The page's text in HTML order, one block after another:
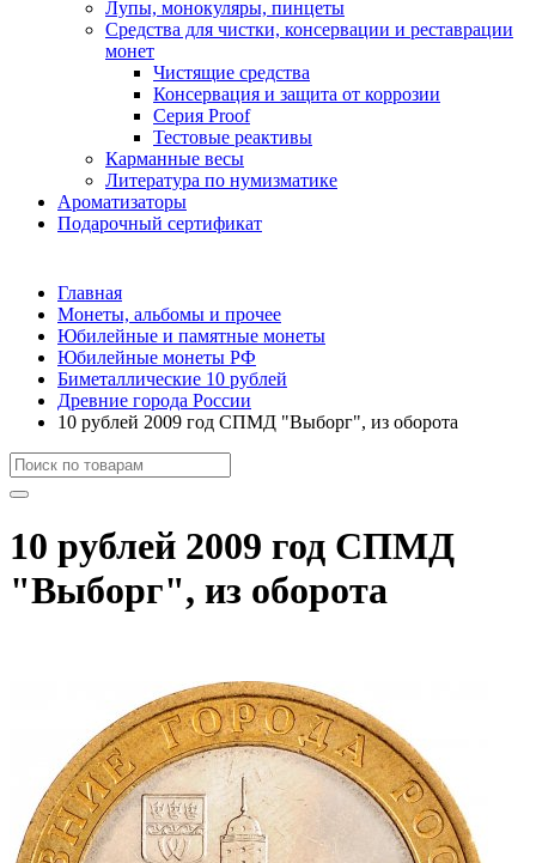
Лупы, монокуляры, пинцеты
Средства для чистки, консервации и реставрации
монет
Чистящие средства
Консервация и защита от коррозии
Серия Proof
Тестовые реактивы
Карманные весы
Литература по нумизматике
Ароматизаторы
Подарочный сертификат
Главная
Монеты, альбомы и прочее
Юбилейные и памятные монеты
Юбилейные монеты РФ
Биметаллические 10 рублей
Древние города России
10 рублей 2009 год СПМД "Выборг", из оборота
10 рублей 2009 год СПМД
"Выборг", из оборота